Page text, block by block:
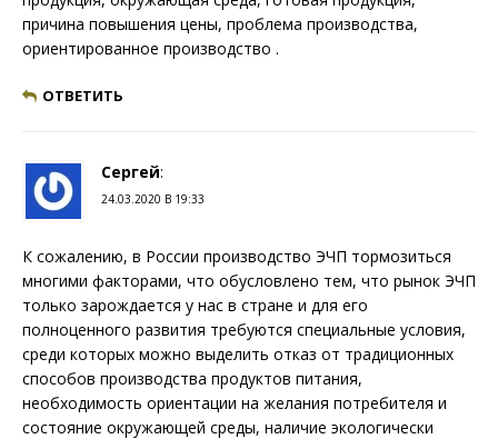
причина повышения цены, проблема производства,
ориентированное производство .
ОТВЕТИТЬ
Сергей:
24.03.2020 В 19:33
К сожалению, в России производство ЭЧП тормозиться
многими факторами, что обусловлено тем, что рынок ЭЧП
только зарождается у нас в стране и для его
полноценного развития требуются специальные условия,
среди которых можно выделить отказ от традиционных
способов производства продуктов питания,
необходимость ориентации на желания потребителя и
состояние окружающей среды, наличие экологически